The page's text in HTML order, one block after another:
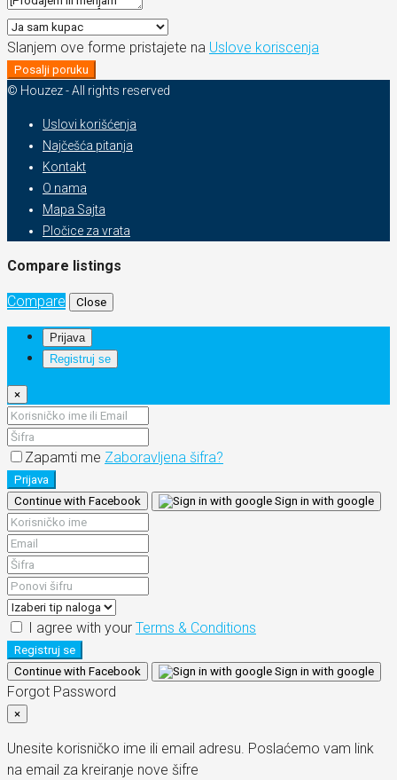
Slanjem ove forme pristajete na Uslove koriscenja
Posalji poruku
© Houzez - All rights reserved
Uslovi korišćenja
Najčešća pitanja
Kontakt
O nama
Mapa Sajta
Pločice za vrata
Compare listings
Compare Close
Prijava
Registruj se
×
Zapamti me Zaboravljena šifra?
Prijava
Continue with Facebook
Sign in with google
I agree with your Terms & Conditions
Registruj se
Continue with Facebook
Sign in with google
Forgot Password
×
Unesite korisničko ime ili email adresu. Poslaćemo vam link
na email za kreiranje nove šifre